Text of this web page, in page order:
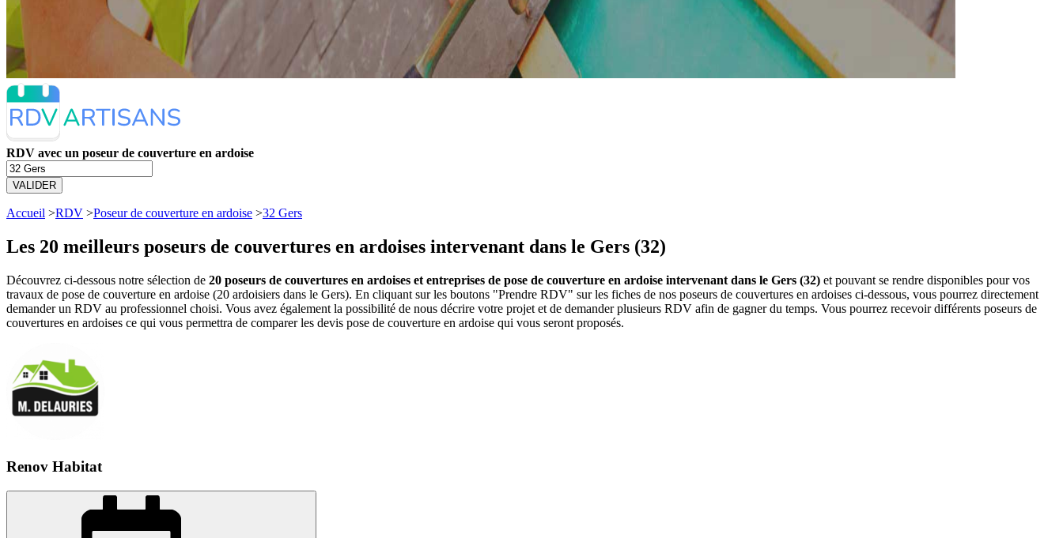
RDV avec un poseur de couverture en ardoise
VALIDER
Accueil >RDV >Poseur de couverture en ardoise >32 Gers
Les 20 meilleurs poseurs de couvertures en ardoises intervenant dans le Gers (32)
Découvrez ci-dessous notre sélection de 20 poseurs de couvertures en ardoises et entreprises de pose de couverture en ardoise intervenant dans le Gers (32) et pouvant se rendre disponibles pour vos
travaux de pose de couverture en ardoise (20 ardoisiers dans le Gers). En cliquant sur les boutons "Prendre RDV" sur les fiches de nos poseurs de couvertures en ardoises ci-dessous, vous pourrez directement
demander un RDV au professionnel choisi. Vous avez également la possibilité de nous décrire votre projet et de demander plusieurs RDV afin de gagner du temps. Vous pourrez recevoir différents poseurs de
couvertures en ardoises ce qui vous permettra de comparer les devis pose de couverture en ardoise qui vous seront proposés.
Renov Habitat